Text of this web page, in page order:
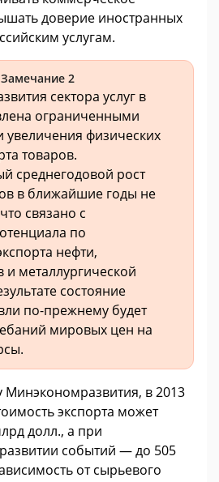
доверие иностранных
услугам.
Замечание 2
сектора услуг в
ограниченными
физических
товаров.
среднегодовой рост
в ближайшие годы не
связано с
по
нефти,
и металлургической
состояние
по-прежнему будет
мировых цен на
Минэкономразвития, в 2013
экспорта может
долл., а при
событий — до 505
от сырьевого